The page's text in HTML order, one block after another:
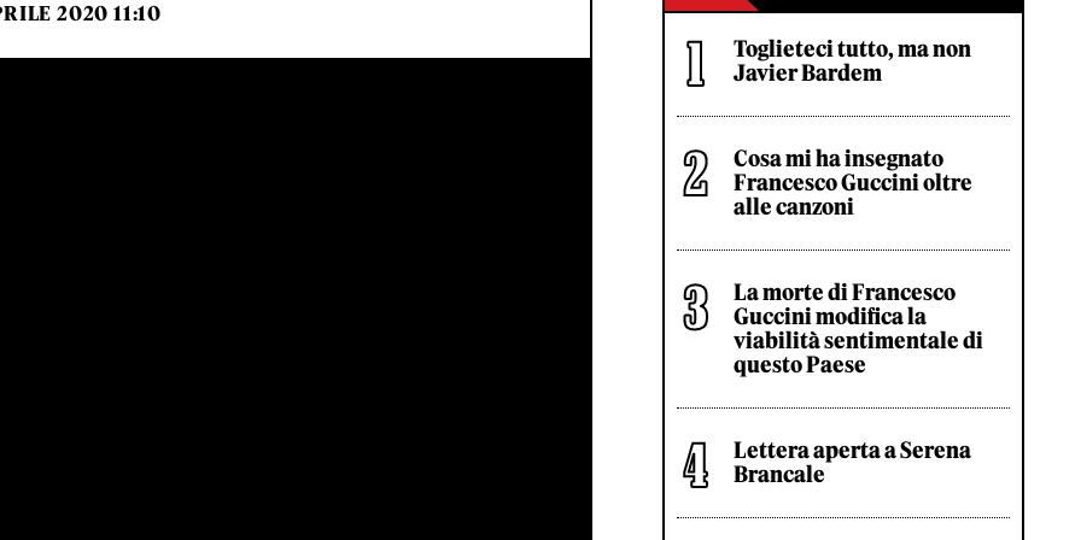
2020 11:10
Toglieteci tutto, ma non
Javier Bardem
Cosa mi ha insegnato
Francesco Guccini oltre
alle canzoni
La morte di Francesco
Guccini modifica la
viabilità sentimentale di
questo Paese
Lettera aperta a Serena
Brancale